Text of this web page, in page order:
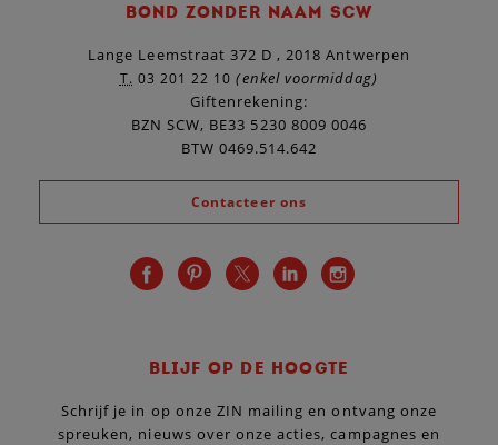
BOND ZONDER NAAM SCW
Lange Leemstraat 372 D , 2018 Antwerpen
T. 03 201 22 10 (enkel voormiddag)
Giftenrekening:
BZN SCW, BE33 5230 8009 0046
BTW 0469.514.642
Contacteer ons
BLIJF OP DE HOOGTE
Schrijf je in op onze ZIN mailing en ontvang onze
spreuken, nieuws over onze acties, campagnes en